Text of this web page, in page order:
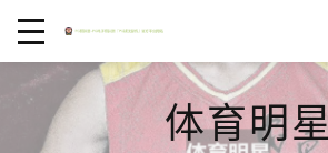
体育明星